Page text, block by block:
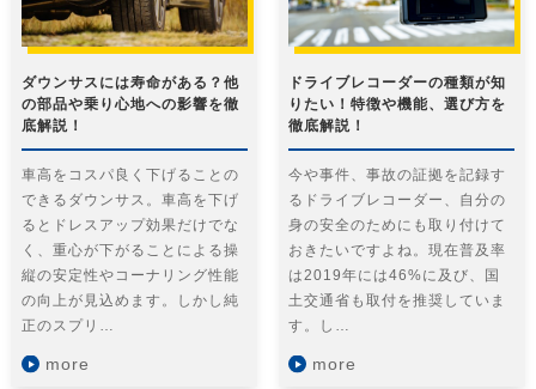
ダウンサスには寿命がある？他
の部品や乗り心地への影響を徹
底解説！
車高をコスパ良く下げることの
できるダウンサス。車高を下げ
るとドレスアップ効果だけでな
く、重心が下がることによる操
縦の安定性やコーナリング性能
の向上が見込めます。しかし純
正のスプリ…
more
ドライブレコーダーの種類が知
りたい！特徴や機能、選び方を
徹底解説！
今や事件、事故の証拠を記録す
るドライブレコーダー、自分の
身の安全のためにも取り付けて
おきたいですよね。現在普及率
は2019年には46%に及び、国
土交通省も取付を推奨していま
す。し…
more